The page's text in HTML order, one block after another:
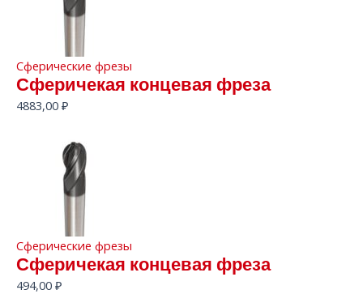
Сферические фрезы
Сферичекая концевая фреза
4883,00 ₽
Сферические фрезы
Сферичекая концевая фреза
494,00 ₽